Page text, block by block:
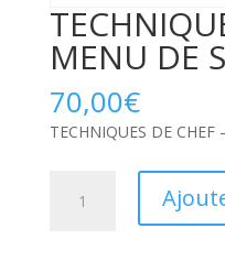
MENU DE
70,00€
TECHNIQUES DE CHEF